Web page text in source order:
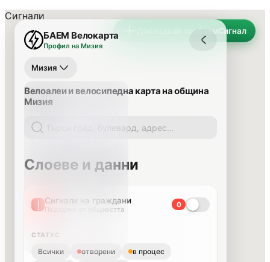
Докладвай проблемСигнал
БАЕМ Велокарта
Профил на Мизия
Мизия
Велоалеи и велосипедна карта на община
Мизия
Слоеве и данни
Сигнали на граждани
Подадени от общността
0
СТАТУС
Всички отворени
в процес
Сигнали